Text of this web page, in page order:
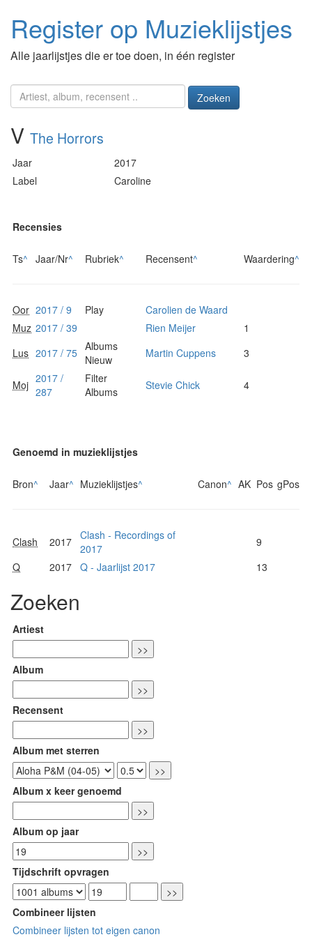
Register op Muzieklijstjes
Alle jaarlijstjes die er toe doen, in één register
Zoeken
V The Horrors
Jaar
2017
Label
Caroline
Recensies
Ts^ Jaar/Nr^ Rubriek^ Recensent^ Waardering^
Oor 2017 / 9 Play
Carolien de Waard
Muz 2017 / 39 Rien Meijer
1
Lus 2017 / 75 Albums
Nieuw
Martin Cuppens 3
Moj 2017 /
287
Filter
Albums
Stevie Chick 4
Genoemd in muzieklijstjes
Bron^ Jaar^ Muzieklijstjes^ Canon^ AK Pos gPos
Clash 2017 Clash - Recordings of
2017
9
Q
2017 Q - Jaarlijst 2017 13
Zoeken
Artiest
Album
Recensent
Album met sterren
Album x keer genoemd
Album op jaar
Tijdschrift opvragen
Combineer lijsten
Combineer lijsten tot eigen canon